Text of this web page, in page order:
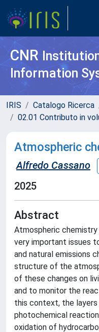
CNR
Information
IRIS Catalogo Ricerca
02.01 Contributo in
Atmospheric
Alfredo Cassano
2025
Abstract
Atmospheric
very important issues
and natural emissions
structure of the
of these changes on
and to monitor the
this context, the
photochemical
oxidation of